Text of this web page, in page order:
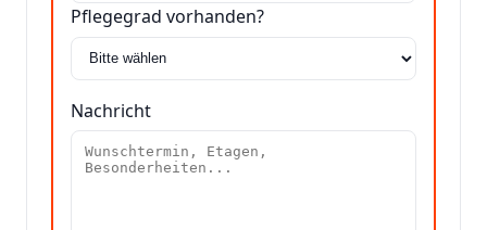
Pflegegrad vorhanden?
Nachricht